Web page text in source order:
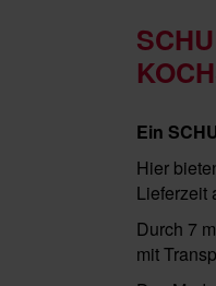
Ein
Hier
Lieferzeit
Durch 7
mit